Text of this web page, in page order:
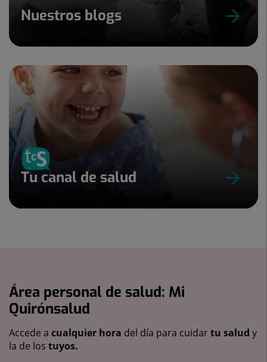
Nuestros blogs
Tu canal de salud
Área personal de salud: Mi
Quirónsalud
Accede a cualquier hora del día para cuidartu salud y
la de los tuyos.